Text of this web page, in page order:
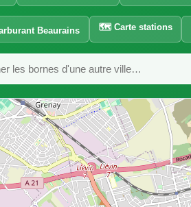
Beaurains 🗺️ Carte stations